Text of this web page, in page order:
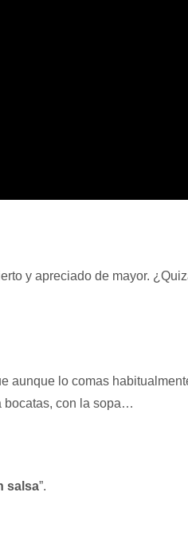
y apreciado de mayor.
aunque lo comas
bocatas, con la sopa…
salsa”.